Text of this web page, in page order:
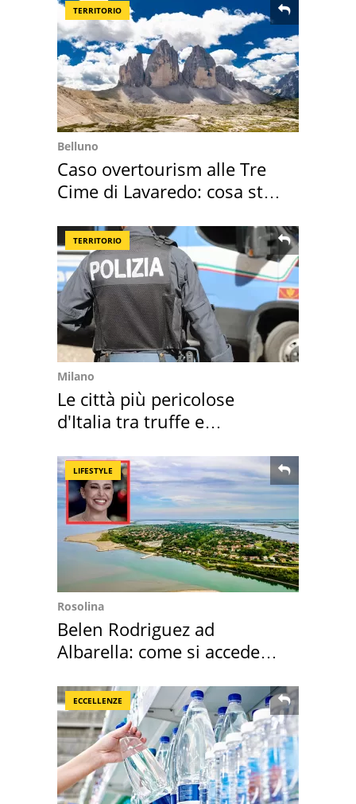
TERRITORIO
Belluno
Caso overtourism alle Tre
Cime di Lavaredo: cosa sta
TERRITORIO
Milano
Le città più pericolose
d'Italia tra truffe e
LIFESTYLE
Rosolina
Belen Rodriguez ad
Albarella: come si accede
ECCELLENZE